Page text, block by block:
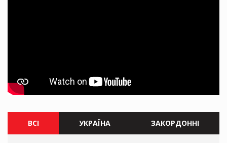
ВСІ УКРАЇНА ЗАКОРДОННІ